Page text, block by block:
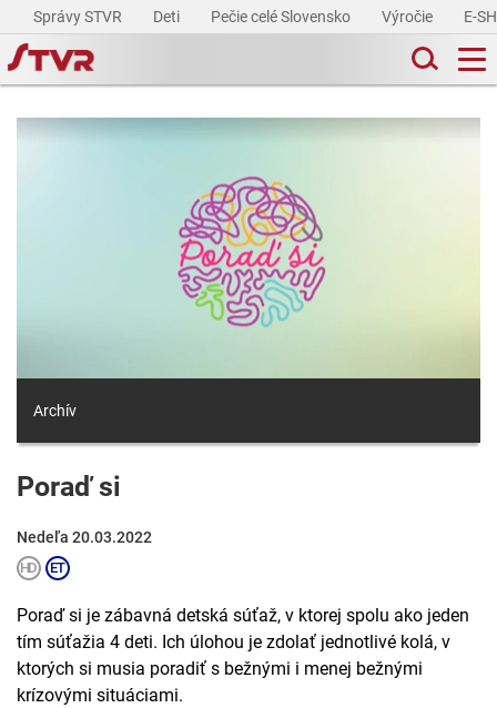
Správy STVR Deti Pečie celé Slovensko Výročie E-
Archív
Poraď si
Nedeľa 20.03.2022
Poraď si je zábavná detská súťaž, v ktorej spolu ako jeden
tím súťažia 4 deti. Ich úlohou je zdolať jednotlivé kolá, v
ktorých si musia poradiť s bežnými i menej bežnými
krízovými situáciami.